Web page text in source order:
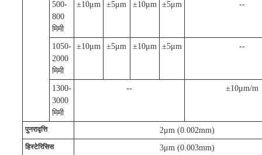
500-
800
मिमी
±10μm ±5μm ±10μm ±5μm --
1050-
2000
मिमी
±10μm ±5μm ±10μm ±5μm --
1300-
3000
मिमी
-- ±10μm/m
पुनरावृत्ति 2μm (0.002mm)
हिस्टेरिसिस 3μm (0.003mm)